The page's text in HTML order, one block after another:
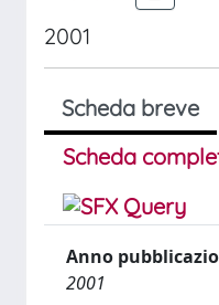
2001
Scheda breve
Scheda
Anno
2001